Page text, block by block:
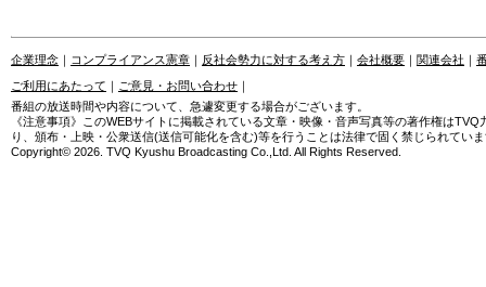
企業理念 ｜ コンプライアンス憲章 ｜ 反社会勢力に対する考え方 ｜ 会社概要 ｜ 関連会社 ｜
ご利用にあたって ｜ ご意見・お問い合わせ ｜
番組の放送時間や内容について、急遽変更する場合がございます。
《注意事項》このWEBサイトに掲載されている文章・映像・音声写真等の著作権は
り、頒布・上映・公衆送信(送信可能化を含む)等を行うことは法律で固く禁じられてい
Copyright© 2026. TVQ Kyushu Broadcasting Co.,Ltd. All Rights Reserved.